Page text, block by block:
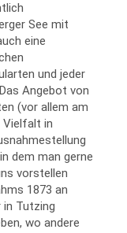
See mit
eine
und jeder
Angebot von
(vor allem am
Vielfalt in
dem man gerne
vorstellen
1873 an
in Tutzing
wo andere